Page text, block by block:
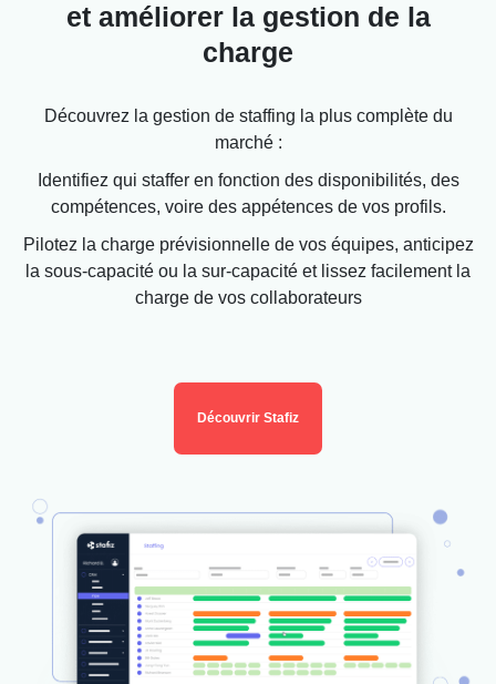
et améliorer la gestion de la
charge
Découvrez la gestion de staffing la plus complète du
marché :
Identifiez qui staffer en fonction des disponibilités, des
compétences, voire des appétences de vos profils.
Pilotez la charge prévisionnelle de vos équipes, anticipez
la sous-capacité ou la sur-capacité et lissez facilement la
charge de vos collaborateurs
Découvrir Stafiz